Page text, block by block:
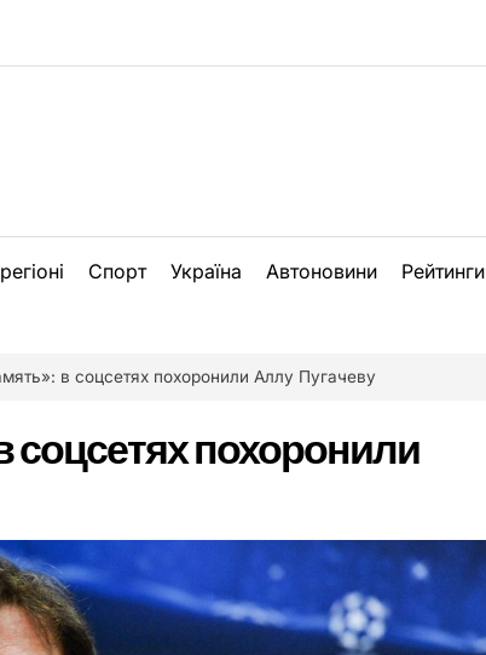
Спорт Україна Автоновини Рейтинги
в соцсетях похоронили Аллу Пугачеву
соцсетях похоронили